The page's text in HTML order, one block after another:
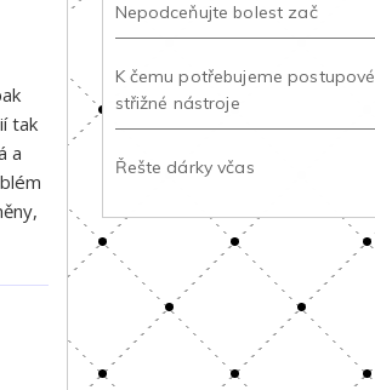
tak
a
Nepodceňujte bolest zač
K čemu potřebujeme postupové
střižné nástroje
Řešte dárky včas